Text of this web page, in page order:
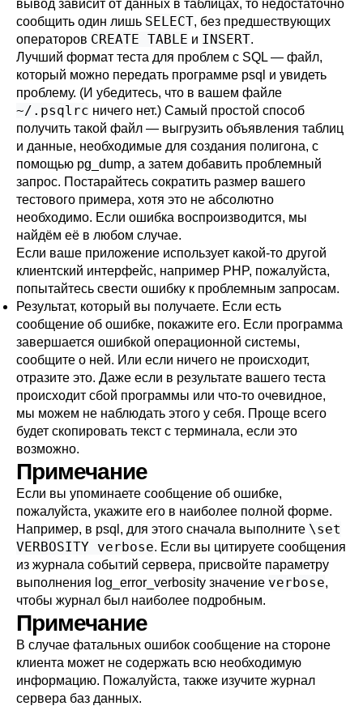
вывод зависит от данных в таблицах, то недостаточно
сообщить один лишь SELECT, без предшествующих
операторов CREATE TABLE и INSERT.
Лучший формат теста для проблем с SQL — файл,
который можно передать программе psql и увидеть
проблему. (И убедитесь, что в вашем файле
~/.psqlrc ничего нет.) Самый простой способ
получить такой файл — выгрузить объявления таблиц
и данные, необходимые для создания полигона, с
помощью pg_dump, а затем добавить проблемный
запрос. Постарайтесь сократить размер вашего
тестового примера, хотя это не абсолютно
необходимо. Если ошибка воспроизводится, мы
найдём её в любом случае.
Если ваше приложение использует какой-то другой
клиентский интерфейс, например PHP, пожалуйста,
попытайтесь свести ошибку к проблемным запросам.
Результат, который вы получаете. Если есть
сообщение об ошибке, покажите его. Если программа
завершается ошибкой операционной системы,
сообщите о ней. Или если ничего не происходит,
отразите это. Даже если в результате вашего теста
происходит сбой программы или что-то очевидное,
мы можем не наблюдать этого у себя. Проще всего
будет скопировать текст с терминала, если это
возможно.
Примечание
Если вы упоминаете сообщение об ошибке,
пожалуйста, укажите его в наиболее полной форме.
Например, в psql , для этого сначала выполните \set
VERBOSITY verbose. Если вы цитируете сообщения
из журнала событий сервера, присвойте параметру
выполнения log_error_verbosity значение verbose,
чтобы журнал был наиболее подробным.
Примечание
В случае фатальных ошибок сообщение на стороне
клиента может не содержать всю необходимую
информацию. Пожалуйста, также изучите журнал
сервера баз данных.